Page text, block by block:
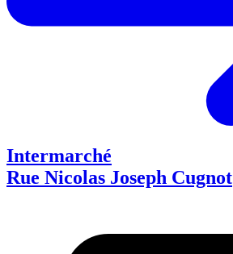
Intermarché
Rue Nicolas Joseph Cugnot